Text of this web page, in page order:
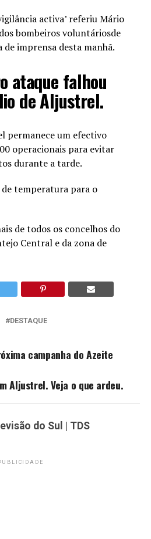
activa’ referiu Mário
bombeiros voluntáriosde
imprensa desta manhã.
ataque falhou
de Aljustrel.
permanece um efectivo
operacionais para evitar
durante a tarde.
de temperatura para o
de todos os concelhos do
Central e da zona de
DESTAQUE
campanha do Azeite
Aljustrel. Veja o que ardeu.
do Sul | TDS